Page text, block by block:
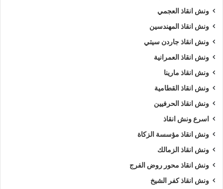
ونش انقاذ العجمي
ونش انقاذ المهندسين
ونش انقاذ جاردن سيتي
ونش انقاذ العمرانية
ونش انقاذ مارينا
ونش انقاذ القطامية
ونش انقاذ الحرفيين
اسرع ونش انقاذ
ونش انقاذ مؤسسة الزكاة
ونش انقاذ الزمالك
ونش انقاذ محور روض الفرج
ونش انقاذ كفر الشيخ